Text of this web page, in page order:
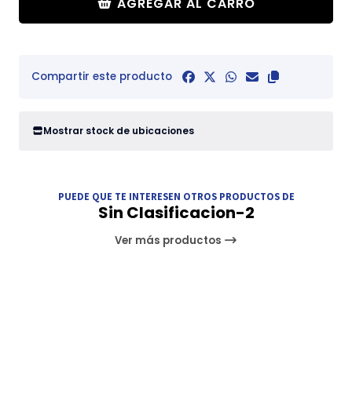
Compartir este producto
Mostrar stock de ubicaciones
PUEDE QUE TE INTERESEN OTROS PRODUCTOS DE
Sin Clasificacion-2
Ver más productos